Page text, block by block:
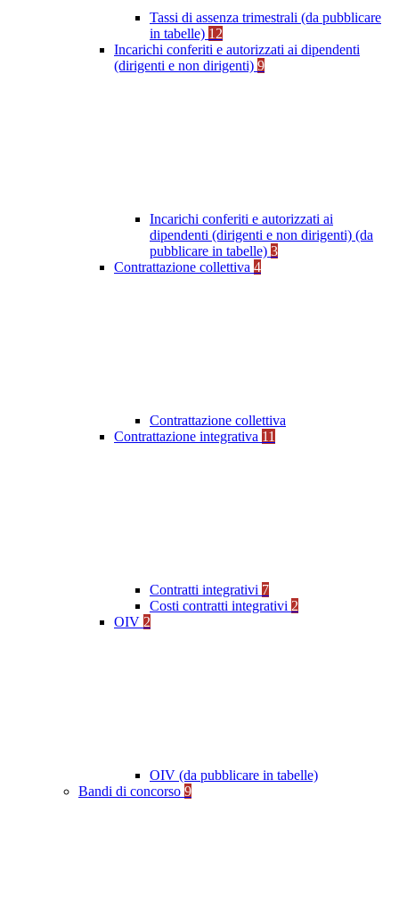
Tassi di assenza trimestrali (da pubblicare
in tabelle) 12
Incarichi conferiti e autorizzati ai dipendenti
(dirigenti e non dirigenti) 9
Incarichi conferiti e autorizzati ai
dipendenti (dirigenti e non dirigenti) (da
pubblicare in tabelle) 3
Contrattazione collettiva 4
Contrattazione collettiva
Contrattazione integrativa 11
Contratti integrativi 7
Costi contratti integrativi 2
OIV 2
OIV (da pubblicare in tabelle)
Bandi di concorso 9